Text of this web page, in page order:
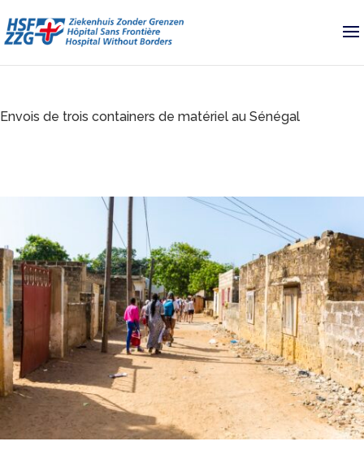
Envois de trois containers de matériel au Sénégal